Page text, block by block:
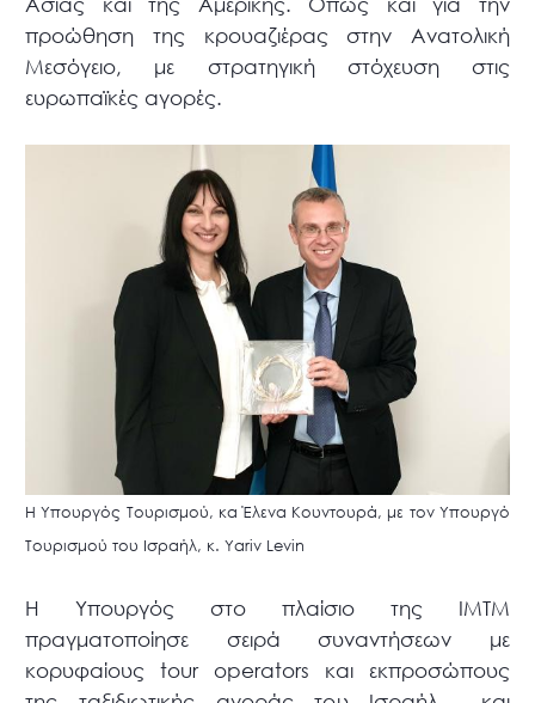
προώθηση της κρουαζιέρας στην Ανατολική
Μεσόγειο, με στρατηγική στόχευση στις
ευρωπαϊκές αγορές.
Η Υπουργός Τουρισμού, κα Έλενα Κουντουρά, με τον Υπουργό
Τουρισμού του Ισραήλ, κ. Yariv Levin
Η Υπουργός στο πλαίσιο της ΙΜΤΜ
πραγματοποίησε σειρά συναντήσεων με
κορυφαίους tour operators και εκπροσώπους